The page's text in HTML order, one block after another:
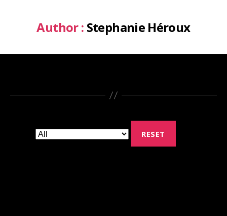
Author : Stephanie Héroux
RESET